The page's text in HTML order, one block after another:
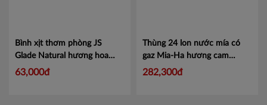
Bình xịt thơm phòng JS
Glade Natural hương hoa
280ml - 1 chai
63,000đ
Thùng 24 lon nước mía có
gaz Mia-Ha hương cam
240mlMã NMGC240
282,300đ